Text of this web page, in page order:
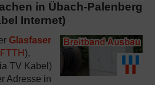
in Übach-Palenberg
Internet)
Glasfaser
FTTH),
TV Kabel)
Adresse in